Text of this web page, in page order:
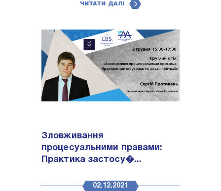
ЧИТАТИ ДАЛІ
Зловживання
процесуальними правами:
Практика застосу�...
02.12.2021